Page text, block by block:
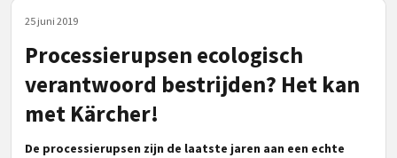
25 juni 2019
Processierupsen ecologisch
verantwoord bestrijden? Het kan
met Kärcher!
De processierupsen zijn de laatste jaren aan een echte